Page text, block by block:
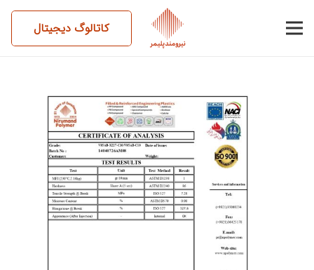
کاتالوگ دیجیتال
14040726AM08-V85AB-
X227-C10-V85AB-C10